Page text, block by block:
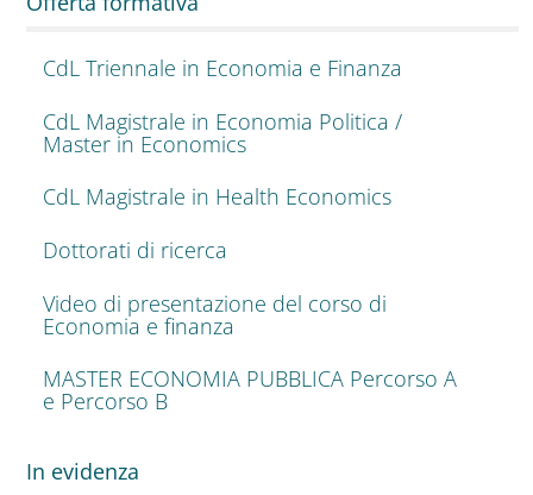
CdL Triennale in Economia e Finanza
CdL Magistrale in Economia Politica /
Master in Economics
CdL Magistrale in Health Economics
Dottorati di ricerca
Video di presentazione del corso di
Economia e finanza
MASTER ECONOMIA PUBBLICA Percorso A
e Percorso B
In evidenza